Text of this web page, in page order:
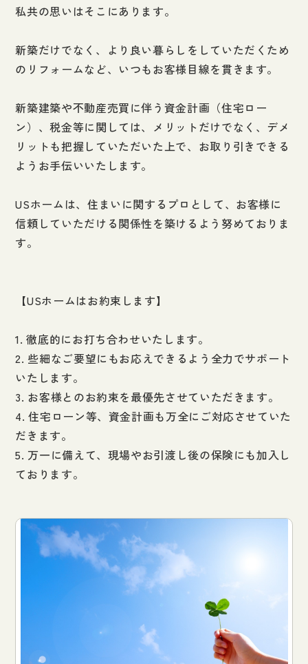
私共の思いはそこにあります。
新築だけでなく、より良い暮らしをしていただくため
のリフォームなど、いつもお客様目線を貫きます。
新築建築や不動産売買に伴う資金計画（住宅ロー
ン）、税金等に関しては、メリットだけでなく、デメ
リットも把握していただいた上で、お取り引きできる
ようお手伝いいたします。
USホームは、住まいに関するプロとして、お客様に
信頼していただける関係性を築けるよう努めておりま
す。
【USホームはお約束します】
1. 徹底的にお打ち合わせいたします。
2. 些細なご要望にもお応えできるよう全力でサポート
いたします。
3. お客様とのお約束を最優先させていただきます。
4. 住宅ローン等、資金計画も万全にご対応させていた
だきます。
5. 万一に備えて、現場やお引渡し後の保険にも加入し
ております。